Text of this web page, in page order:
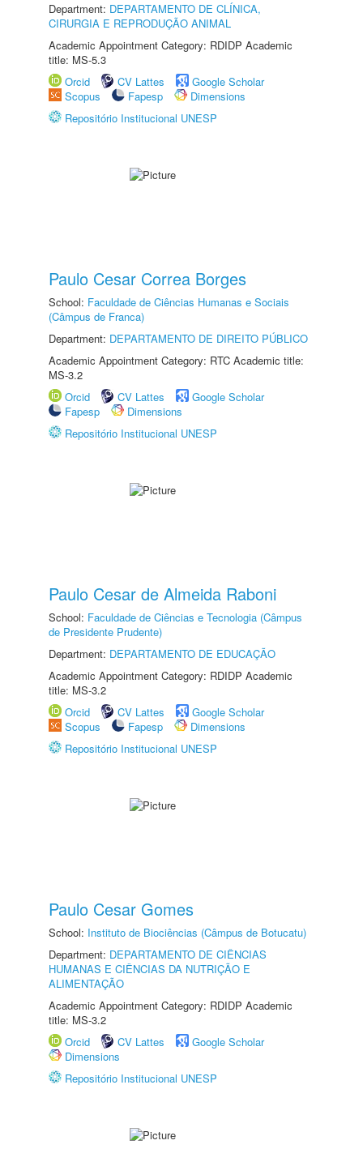
Department: DEPARTAMENTO DE CLÍNICA,
CIRURGIA E REPRODUÇÃO ANIMAL
Academic Appointment Category: RDIDP Academic
title: MS-5.3
Orcid
CV Lattes
Google Scholar
Scopus
Fapesp
Dimensions
Repositório Institucional UNESP
Paulo Cesar Correa Borges
School: Faculdade de Ciências Humanas e Sociais
(Câmpus de Franca)
Department: DEPARTAMENTO DE DIREITO PÚBLICO
Academic Appointment Category: RTC Academic title:
MS-3.2
Orcid
CV Lattes
Google Scholar
Fapesp
Dimensions
Repositório Institucional UNESP
Paulo Cesar de Almeida Raboni
School: Faculdade de Ciências e Tecnologia (Câmpus
de Presidente Prudente)
Department: DEPARTAMENTO DE EDUCAÇÃO
Academic Appointment Category: RDIDP Academic
title: MS-3.2
Orcid
CV Lattes
Google Scholar
Scopus
Fapesp
Dimensions
Repositório Institucional UNESP
Paulo Cesar Gomes
School: Instituto de Biociências (Câmpus de Botucatu)
Department: DEPARTAMENTO DE CIÊNCIAS
HUMANAS E CIÊNCIAS DA NUTRIÇÃO E
ALIMENTAÇÃO
Academic Appointment Category: RDIDP Academic
title: MS-3.2
Orcid
CV Lattes
Google Scholar
Dimensions
Repositório Institucional UNESP